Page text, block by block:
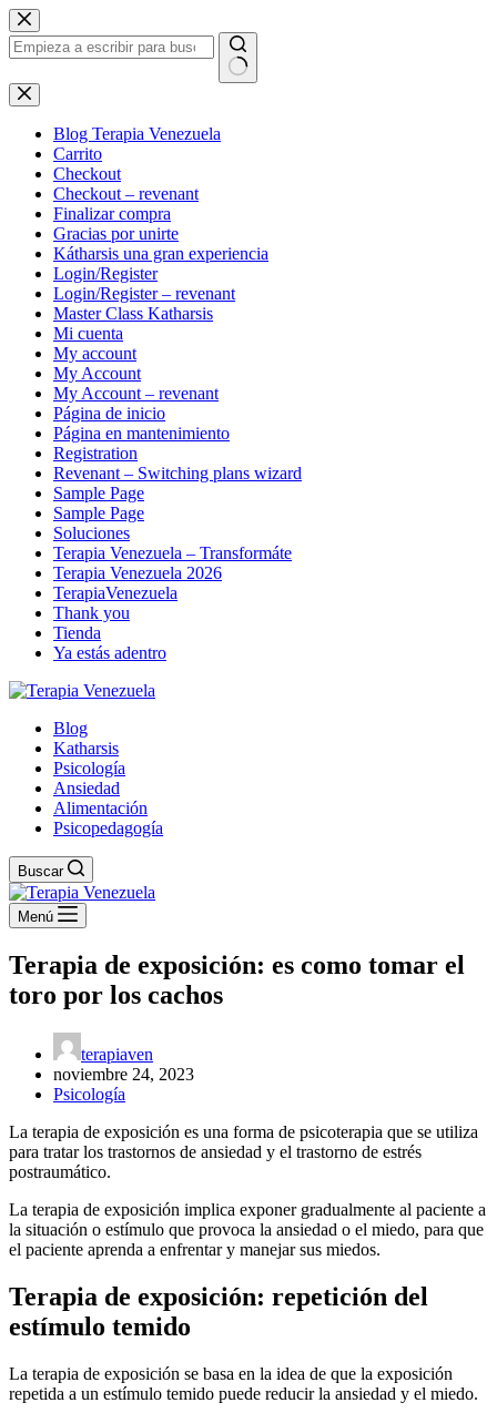
Saltar
al
contenido
Sin
resultados
Blog Terapia Venezuela
Carrito
Checkout
Checkout – revenant
Finalizar compra
Gracias por unirte
Kátharsis una gran experiencia
Login/Register
Login/Register – revenant
Master Class Katharsis
Mi cuenta
My account
My Account
My Account – revenant
Página de inicio
Página en mantenimiento
Registration
Revenant – Switching plans wizard
Sample Page
Sample Page
Soluciones
Terapia Venezuela – Transformáte
Terapia Venezuela 2026
TerapiaVenezuela
Thank you
Tienda
Ya estás adentro
Blog
Katharsis
Psicología
Ansiedad
Alimentación
Psicopedagogía
Buscar
Menú
Terapia de exposición: es como tomar el
toro por los cachos
terapiaven
noviembre 24, 2023
Psicología
La terapia de exposición es una forma de psicoterapia que se utiliza
para tratar los trastornos de ansiedad y el trastorno de estrés
postraumático.
La terapia de exposición implica exponer gradualmente al paciente a
la situación o estímulo que provoca la ansiedad o el miedo, para que
el paciente aprenda a enfrentar y manejar sus miedos.
Terapia de exposición: repetición del
estímulo temido
La terapia de exposición se basa en la idea de que la exposición
repetida a un estímulo temido puede reducir la ansiedad y el miedo.